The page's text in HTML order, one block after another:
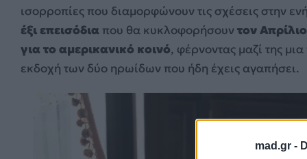
mad.gr -
ισορροπίες που διαμορφώνουν τις σχέσεις στην
έξι επεισόδια που θα κυκλοφορήσουντον
για το αμερικανικό κοινό, φέρνοντας μαζί της
εκδοχή των δύο ηρωίδων που ήδη έχεις αγαπήσει.